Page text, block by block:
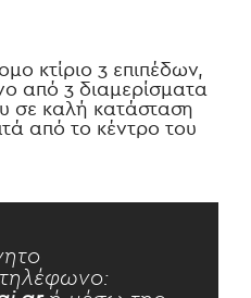
κτίριο 3 επιπέδων,
από 3 διαμερίσματα
σε καλή κατάσταση
από το κέντρο του